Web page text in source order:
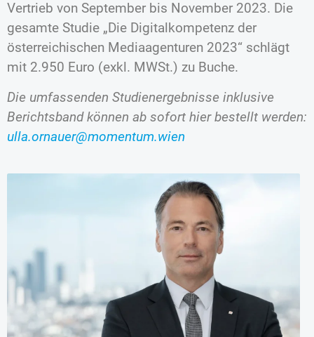
Vertrieb von September bis November 2023. Die
gesamte Studie „Die Digitalkompetenz der
österreichischen Mediaagenturen 2023“ schlägt
mit 2.950 Euro (exkl. MWSt.) zu Buche.
Die umfassenden Studienergebnisse inklusive
Berichtsband können ab sofort hier bestellt werden:
ulla.ornauer@momentum.wien